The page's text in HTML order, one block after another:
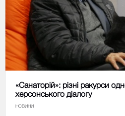
«Санаторій»: різні ракурси
херсонського діалогу
НОВИНИ